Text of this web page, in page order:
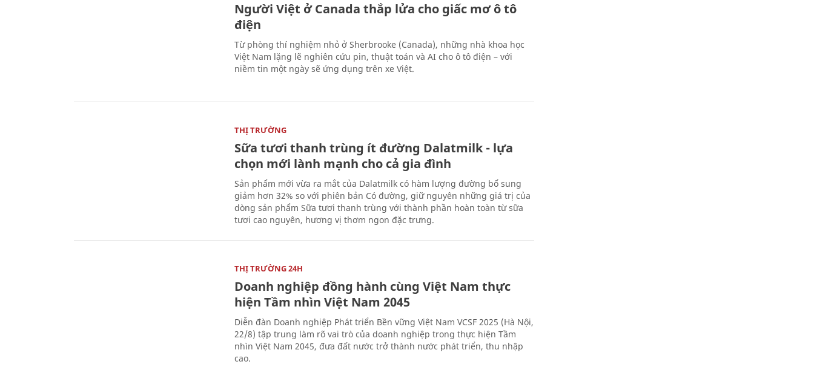
Người Việt ở Canada thắp lửa cho giấc mơ ô tô
điện
Từ phòng thí nghiệm nhỏ ở Sherbrooke (Canada), những nhà khoa học
Việt Nam lặng lẽ nghiên cứu pin, thuật toán và AI cho ô tô điện – với
niềm tin một ngày sẽ ứng dụng trên xe Việt.
THỊ TRƯỜNG
Sữa tươi thanh trùng ít đường Dalatmilk - lựa
chọn mới lành mạnh cho cả gia đình
Sản phẩm mới vừa ra mắt của Dalatmilk có hàm lượng đường bổ sung
giảm hơn 32% so với phiên bản Có đường, giữ nguyên những giá trị của
dòng sản phẩm Sữa tươi thanh trùng với thành phần hoàn toàn từ sữa
tươi cao nguyên, hương vị thơm ngon đặc trưng.
THỊ TRƯỜNG 24H
Doanh nghiệp đồng hành cùng Việt Nam thực
hiện Tầm nhìn Việt Nam 2045
Diễn đàn Doanh nghiệp Phát triển Bền vững Việt Nam VCSF 2025 (Hà Nội,
22/8) tập trung làm rõ vai trò của doanh nghiệp trong thực hiện Tầm
nhìn Việt Nam 2045, đưa đất nước trở thành nước phát triển, thu nhập
cao.